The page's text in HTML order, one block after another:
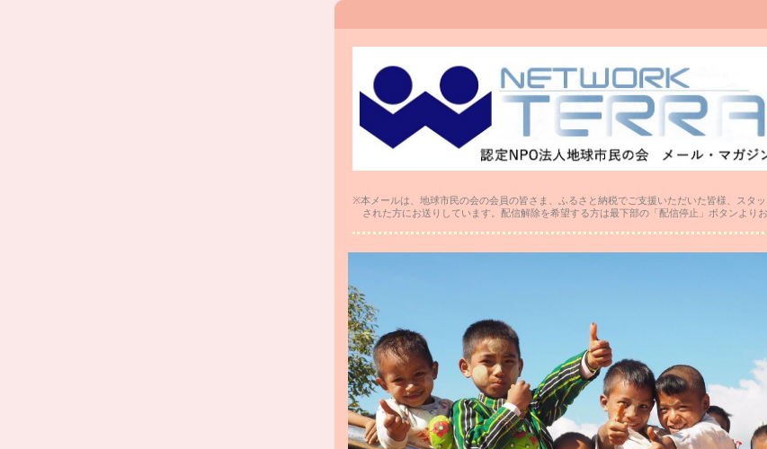
※本メールは、地球市民の会の会員の皆さま、ふるさと納税でご支援いただいた皆様、スタ
された方にお送りしています。配信解除を希望する方は最下部の「配信停止」ボタンよりお